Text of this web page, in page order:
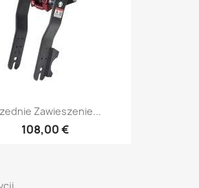
Zawieszenie...
108,00 €